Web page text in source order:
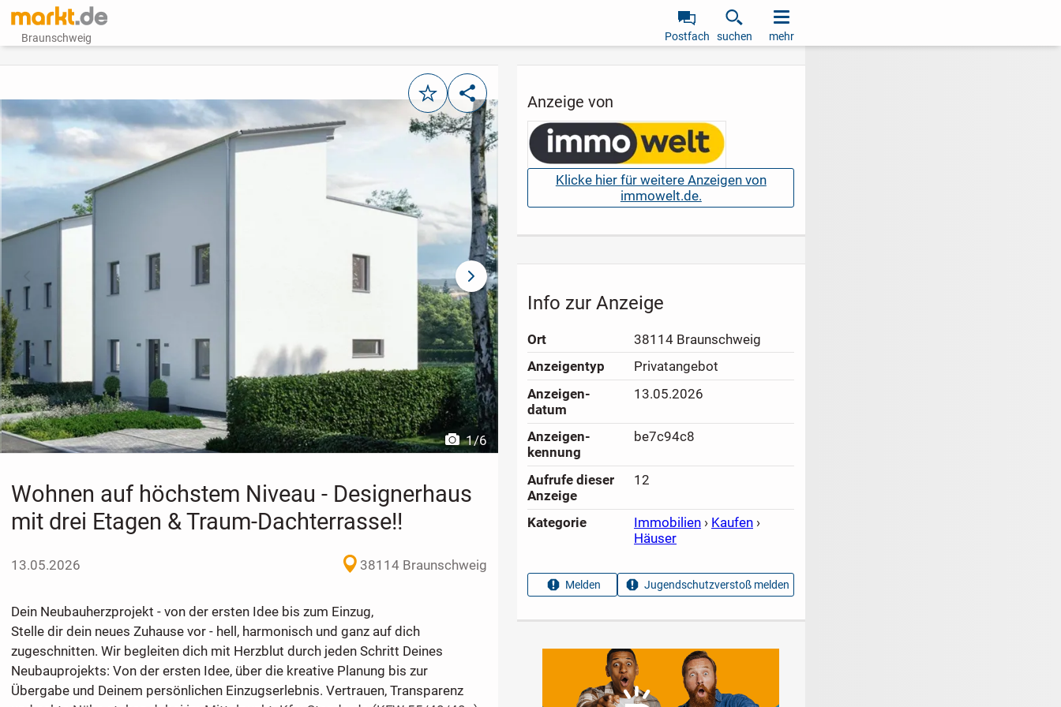
Braunschweig Postfach suchen mehr
MerkenTeilen
vorheriges Bild
1/6
nächstes Bild
Wohnen auf höchstem Niveau - Designerhaus
mit drei Etagen & Traum-Dachterrasse!!
13.05.2026 38114 Braunschweig
Dein Neubauherzprojekt - von der ersten Idee bis zum Einzug,
Stelle dir dein neues Zuhause vor - hell, harmonisch und ganz auf dich
zugeschnitten. Wir begleiten dich mit Herzblut durch jeden Schritt Deines
Neubauprojekts: Von der ersten Idee, über die kreative Planung bis zur
Übergabe und Deinem persönlichen Einzugserlebnis. Vertrauen, Transparenz
Anzeige von
Klicke hier für weitere Anzeigen von
immowelt.de.
Info zur Anzeige
Ort
38114 Braunschweig
Anzeigen­typ
Privatangebot
Anzeigen­
datum
13.05.2026
Anzeigen­
kennung
be7c94c8
Aufrufe dieser
Anzeige
12
Kategorie Immobilien › Kaufen ›
Häuser
Melden Jugendschutzverstoß melden